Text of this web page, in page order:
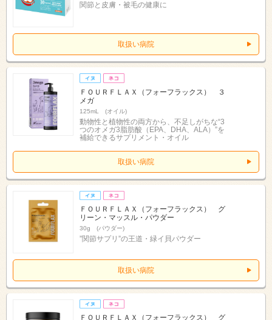
関節と皮膚・被毛の健康に
取扱い病院
ＦＯＵＲＦＬＡＸ（フォーフラックス） ３
メガ
125mL (オイル)
動物性と植物性の両方から、不足しがちな“3
つのオメガ3脂肪酸（EPA、DHA、ALA）”を
補給できるサプリメント・オイル
取扱い病院
ＦＯＵＲＦＬＡＸ（フォーフラックス） グ
リーン・マッスル・パウダー
30g (パウダー)
”関節サプリ”の王道・緑イ貝パウダー
取扱い病院
ＦＯＵＲＦＬＡＸ（フォーフラックス） グ